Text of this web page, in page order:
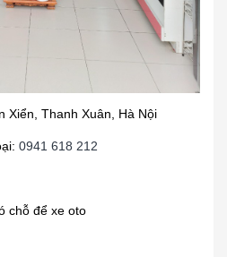
Xiển, Thanh Xuân, Hà Nội
0941 618 212
chỗ để xe oto